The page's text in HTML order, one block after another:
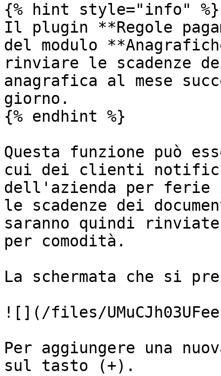
{% hint style="info" %}
Il plugin **Regole
del modulo
rinviare le scadenze
anagrafica al mese
giorno.
{% endhint %}
Questa funzione può
cui dei clienti
dell'azienda per ferie
le scadenze dei
saranno quindi
per comodità.
La schermata che si
![](/files/
Per aggiungere una
sul tasto (+).